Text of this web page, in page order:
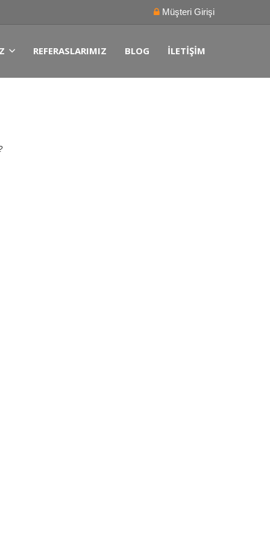
Müşteri Girişi
REFERASLARIMIZ BLOG İLETIŞIM